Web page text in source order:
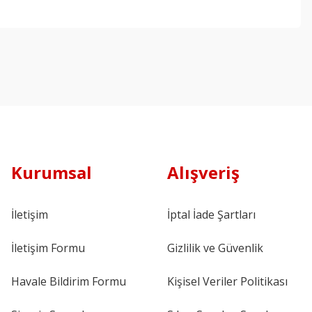
Kurumsal
İletişim
İletişim Formu
Havale Bildirim Formu
Alışveriş
İptal İade Şartları
Gizlilik ve Güvenlik
Kişisel Veriler Politikası